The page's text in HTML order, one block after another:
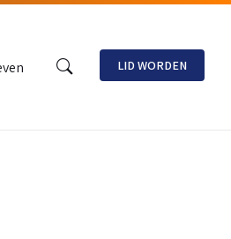
LID WORDEN